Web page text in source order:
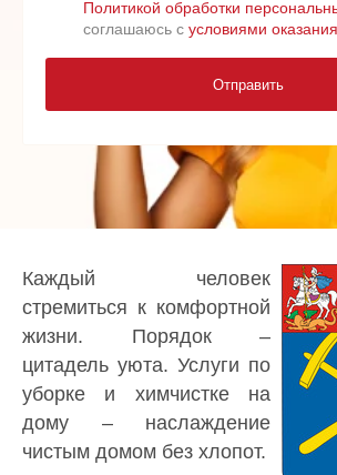
Отправить
Политикой обработки
соглашаюсь с условиями
Каждый человек
стремиться к комфортной
жизни. Порядок –
цитадель уюта. Услуги по
уборке и химчистке на
дому – наслаждение
чистым домом без хлопот.